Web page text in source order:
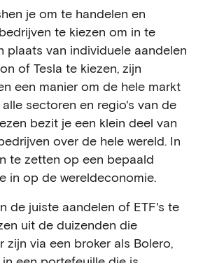
je om te handelen en
te kiezen om in te
plaats van individuele aandelen
of Tesla te kiezen, zijn
een manier om de hele markt
sectoren en regio's van de
bezit je een klein deel van
over de hele wereld. In
te zetten op een bepaald
in op de wereldeconomie.
de juiste aandelen of ETF's te
uit de duizenden die
zijn via een broker als Bolero,